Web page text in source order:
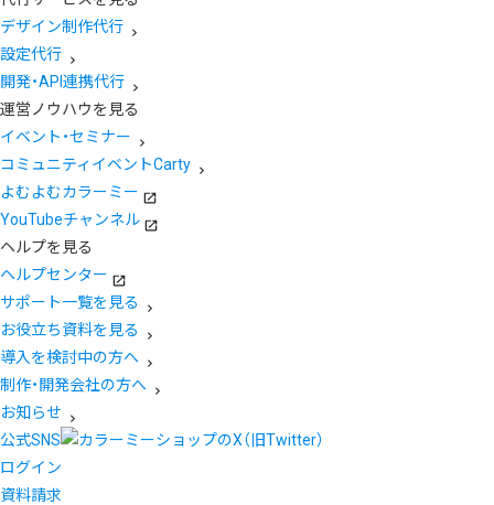
デザイン制作代行
設定代行
開発・API連携代行
運営ノウハウを見る
イベント・セミナー
コミュニティイベントCarty
よむよむカラーミー
YouTubeチャンネル
ヘルプを見る
ヘルプセンター
サポート一覧を見る
お役立ち資料を見る
導入を検討中の方へ
制作・開発会社の方へ
お知らせ
公式SNS
ログイン
資料請求